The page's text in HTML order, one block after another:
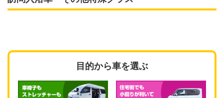
目的から車を選ぶ